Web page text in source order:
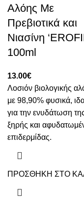
Αλόης Με
Πρεβιοτικά και
Νιασίνη
100ml
13.00€
Λοσιόν βιολογικής
με 98,90% φυσικά,
για την ενυδάτωση
ξηρής και
επιδερμίδας.
ΠΡΟΣΘΗΚΗ ΣΤΟ